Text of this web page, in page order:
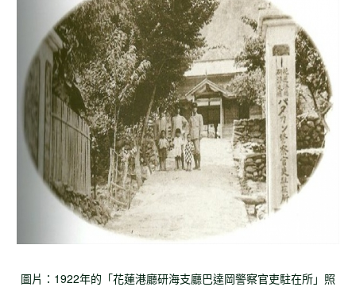
圖片：1922年的「花蓮港廳研海支廳巴達岡警察官吏駐在所」照